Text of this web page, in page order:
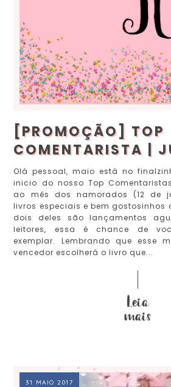
[PROMOÇÃO] TOP
COMENTARISTA |
Olá pessoal, maio está no
inicio do nosso Top
ao mês dos namorados (12 de
livros especiais e bem gostosinhos
dois deles são lançamentos
leitores, essa é chance de
exemplar. Lembrando que esse
vencedor escolherá o livro que...
31 MAIO 2017